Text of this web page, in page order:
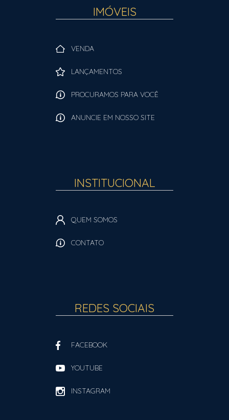
IMÓVEIS
VENDA
LANÇAMENTOS
PROCURAMOS PARA VOCÊ
ANUNCIE EM NOSSO SITE
INSTITUCIONAL
QUEM SOMOS
CONTATO
REDES SOCIAIS
FACEBOOK
YOUTUBE
INSTAGRAM